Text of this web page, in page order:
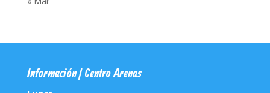
Información | Centro Arenas